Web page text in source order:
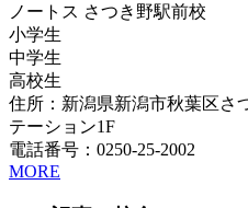
ノートス さつき野駅前校
小学生
中学生
高校生
住所：新潟県新潟市秋葉区さ
テーション1F
電話番号：0250-25-2002
MORE